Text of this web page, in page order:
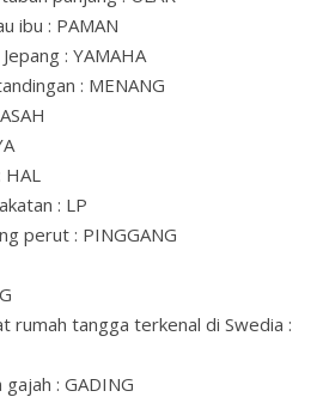
ibu : PAMAN
: YAMAHA
: MENANG
: LP
perut : PINGGANG
rumah tangga terkenal di Swedia :
: GADING